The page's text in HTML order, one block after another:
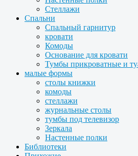
Стеллажи
Спальни
Спальный гарнитур
кровати
Комоды
Основание для кровати
Тумбы прикроватные и
малые формы
столы книжки
комоды
стеллажи
журнальные столы
тумбы под телевизор
Зеркала
Настенные полки
Библиотеки